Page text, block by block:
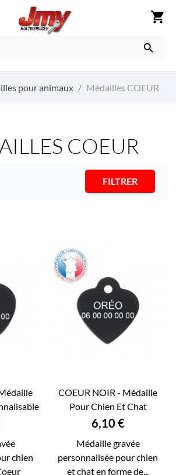
shopping_cart

pour animaux Médailles COEUR
COEUR
FILTRER
|...
chien
COEUR NOIR - Médaille
Pour Chien Et Chat
Personnalisable RECTO...
Prix
6,10 €
Médaille gravée
personnalisée pour chien
et chat en forme de...